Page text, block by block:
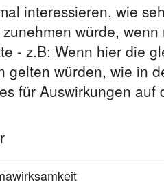
interessieren, wie
würde,
- z.B: Wenn hier die
gelten würden, wie in
für Auswirkungen auf